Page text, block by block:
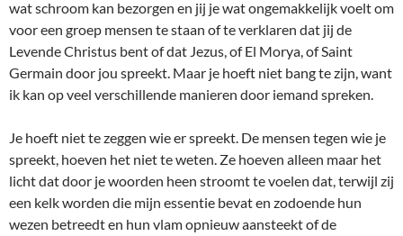
wat schroom kan bezorgen en jij je wat ongemakkelijk voelt om
voor een groep mensen te staan of te verklaren dat jij de
Levende Christus bent of dat Jezus, of El Morya, of Saint
Germain door jou spreekt. Maar je hoeft niet bang te zijn, want
ik kan op veel verschillende manieren door iemand spreken.
Je hoeft niet te zeggen wie er spreekt. De mensen tegen wie je
spreekt, hoeven het niet te weten. Ze hoeven alleen maar het
licht dat door je woorden heen stroomt te voelen dat, terwijl zij
een kelk worden die mijn essentie bevat en zodoende hun
wezen betreedt en hun vlam opnieuw aansteekt of de